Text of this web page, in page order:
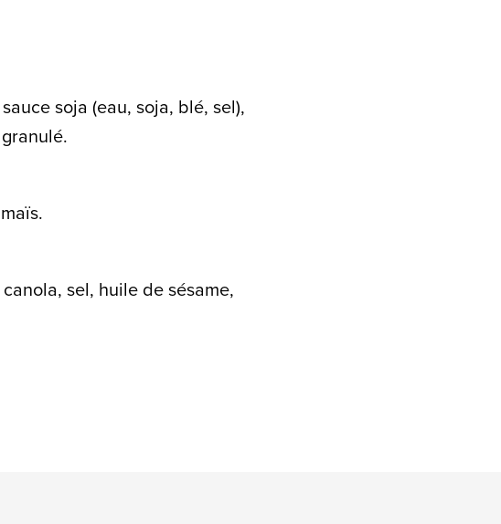
soja (eau, soja, blé, sel),
sel, huile de sésame,